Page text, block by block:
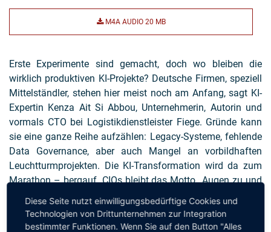
M4A AUDIO 20 MB
Erste Experimente sind gemacht, doch wo bleiben die
wirklich produktiven KI-Projekte? Deutsche Firmen, speziell
Mittelständler, stehen hier meist noch am Anfang, sagt KI-
Expertin Kenza Ait Si Abbou, Unternehmerin, Autorin und
vormals CTO bei Logistikdienstleister Fiege. Gründe kann
sie eine ganze Reihe aufzählen: Legacy-Systeme, fehlende
Data Governance, aber auch Mangel an vorbildhaften
Leuchtturmprojekten. Die KI-Transformation wird da zum
Marathon – bergauf. CIOs bleibt das Motto „Augen zu und
durch“, konkret: keine Scheu haben, Schmerzpunkte zu
benennen, mit langem Atem eine Strategie aufsetzen und
nebenbei erste Projekte an den Start bringen, die auch
Diese Seite nutzt einwilligungsbedürftige Cookies und
Technologien von Drittunternehmen zur Integration
bestimmter Funktionen. Wenn Sie auf den Button "Alles